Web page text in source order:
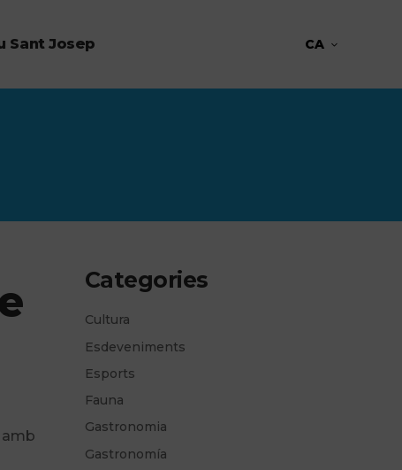
Sant Josep CA
amb
Categories
Cultura
Esdeveniments
Esports
Fauna
Gastronomia
Gastronomía